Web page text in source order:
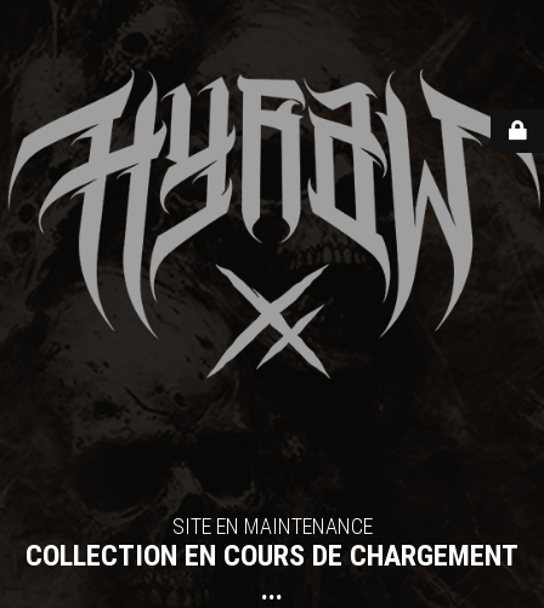
SITE EN MAINTENANCE
COLLECTION EN COURS DE CHARGEMENT
...